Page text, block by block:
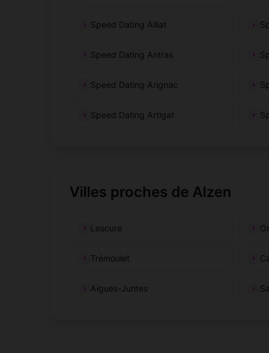
Speed Dating Alliat
Speed Dating Antras
Speed Dating Arignac
Speed Dating Artigat
Villes proches de Alzen
Lescure
Trémoulet
Aigues-Juntes